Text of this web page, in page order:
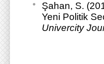
Şahan, S.
Yeni Politik
Univercity